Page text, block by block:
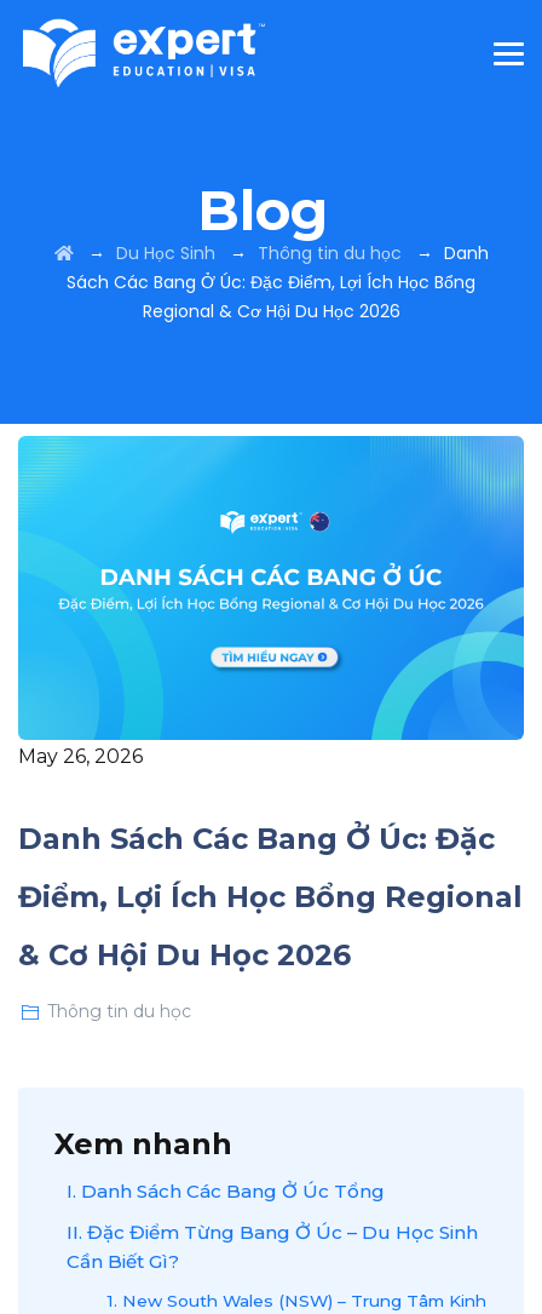
Blog
→ Du Học Sinh → Thông tin du học → Danh
Sách Các Bang Ở Úc: Đặc Điểm, Lợi Ích Học Bổng
Regional & Cơ Hội Du Học 2026
May 26, 2026
Danh Sách Các Bang Ở Úc: Đặc
Điểm, Lợi Ích Học Bổng Regional
& Cơ Hội Du Học 2026
Thông tin du học
Xem nhanh
I. Danh Sách Các Bang Ở Úc Tổng
II. Đặc Điểm Từng Bang Ở Úc – Du Học Sinh
Cần Biết Gì?
1. New South Wales (NSW) – Trung Tâm Kinh